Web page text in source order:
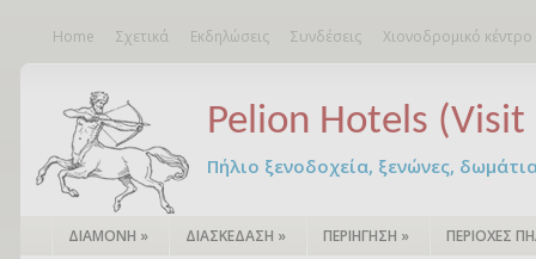
Home Σχετικά Εκδηλώσεις Συνδέσεις Χιονοδρομικό
Pelion Hotels (Visit
Πήλιο ξενοδοχεία, ξενώνες,
ΔΙΑΜΟΝΗ » ΔΙΑΣΚΕΔΑΣΗ » ΠΕΡΙΗΓΗΣΗ » ΠΕΡΙΟΧΕΣ